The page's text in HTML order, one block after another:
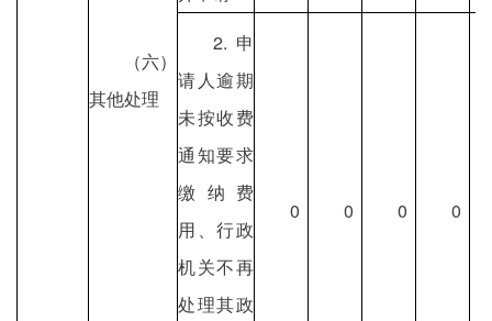
（六）
其他处理
2.申
请人逾期
未按收费
通知要求
缴纳费
用、行政
机关不再
处理其政
0 0 0 0